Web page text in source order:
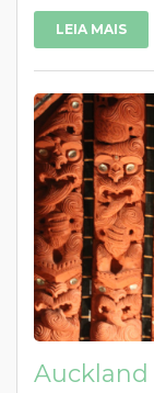
LEIA MAIS